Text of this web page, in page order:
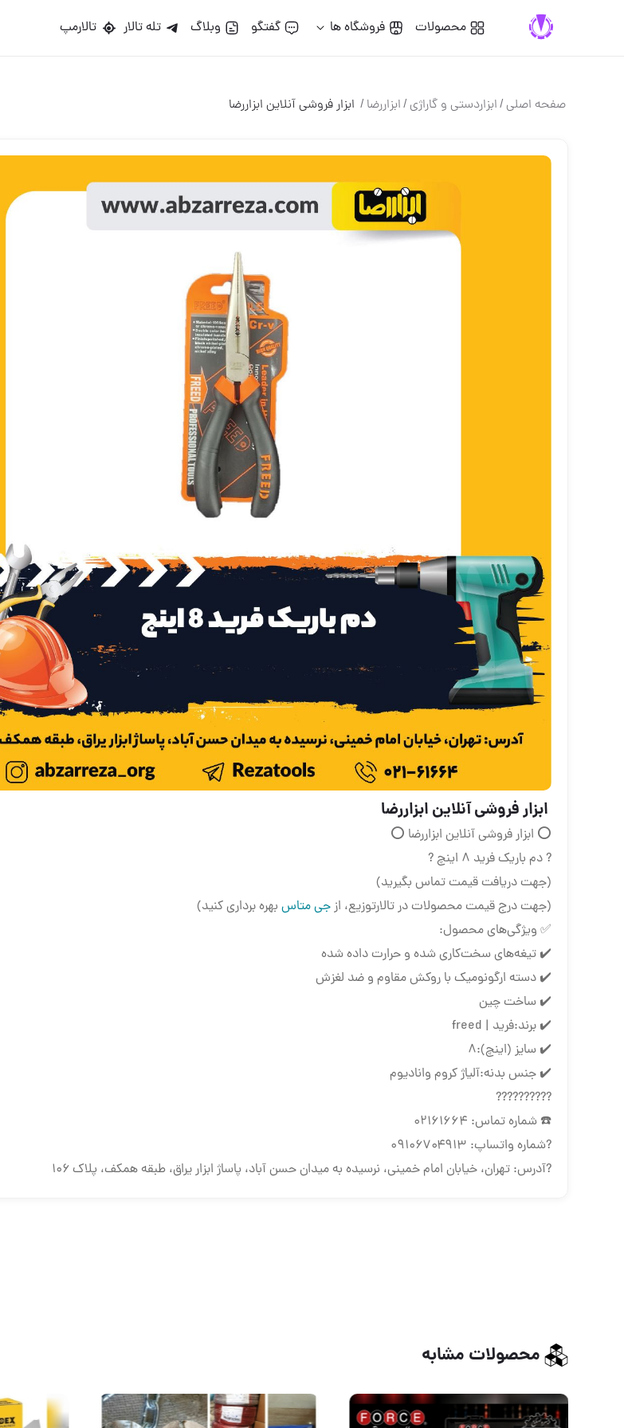
محصولات فروشگاه ها گفتگو وبلاگ تله تالار تالارمپ
صفحه اصلی/ابزاردستی و گاراژی/ابزاررضا / ️ ابزار فروشی آنلاین ابزاررضا ️
️ ابزار فروشی آنلاین ابزاررضا ️
⭕️ ابزار فروشی آنلاین ابزاررضا ⭕️
? دم باریک فرید 8 اینچ ?
(جهت دریافت قیمت تماس بگیرید)
(جهت درج قیمت محصولات در تالارتوزیع، ازجی متاس بهره برداری کنید)
✅ ویژگی‌های محصول:
✔️ تیغه‌های سخت‌کاری شده و حرارت داده شده
✔️ دسته ارگونومیک با روکش مقاوم و ضد لغزش
✔️ ساخت چین
✔️ برند:فرید | freed
✔️ سایز (اینچ):8
✔️ جنس بدنه:آلیاژ کروم وانادیوم
??????????
☎️ شماره تماس: ۰۲۱۶۱۶۶۴
?شماره واتساپ: ۰۹۱۰۶۷۰۴۹۱۳
?آدرس: تهران، خیابان امام خمینی، نرسیده به میدان حسن آباد، پاساژ ابزار یراق، طبقه همکف، پلاک ۱۰۶
محصولات مشابه